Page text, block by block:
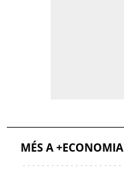
MÉS A +ECONOMIA